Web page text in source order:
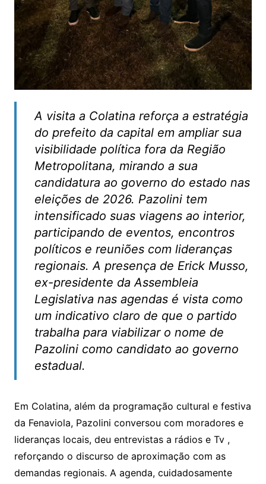
A visita a Colatina reforça a estratégia
do prefeito da capital em ampliar sua
visibilidade política fora da Região
Metropolitana, mirando a sua
candidatura ao governo do estado nas
eleições de 2026. Pazolini tem
intensificado suas viagens ao interior,
participando de eventos, encontros
políticos e reuniões com lideranças
regionais. A presença de Erick Musso,
ex-presidente da Assembleia
Legislativa nas agendas é vista como
um indicativo claro de que o partido
trabalha para viabilizar o nome de
Pazolini como candidato ao governo
estadual.
Em Colatina, além da programação cultural e festiva
da Fenaviola, Pazolini conversou com moradores e
lideranças locais, deu entrevistas a rádios e Tv ,
reforçando o discurso de aproximação com as
demandas regionais. A agenda, cuidadosamente